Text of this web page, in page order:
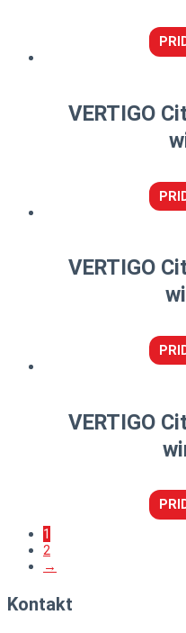
VERTIGO
VERTIGO
VERTIGO
1
2
→
Kontakt